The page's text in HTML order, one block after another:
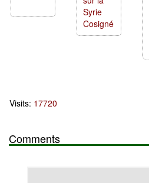
Syrie
Cosigné
Visits: 17720
Comments